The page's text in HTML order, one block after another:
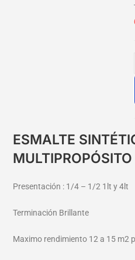
ESMALTE
Presentación : 1/4 – 1/2 1lt y 4lt
Terminación Brillante
Maximo rendimiento 12 a 15 m2